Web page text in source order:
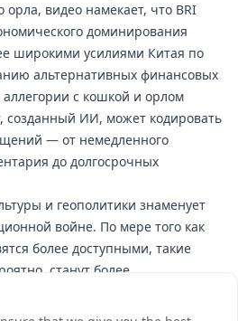
орла, видео намекает, что BRI
доминирования
широкими усилиями Китая по
альтернативных финансовых
с кошкой и орлом
созданный ИИ, может кодировать
— от немедленного
до долгосрочных
и геополитики знаменует
войне. По мере того как
более доступными, такие
станут более
только со стороны Китая, но и
по всему миру. Задача для